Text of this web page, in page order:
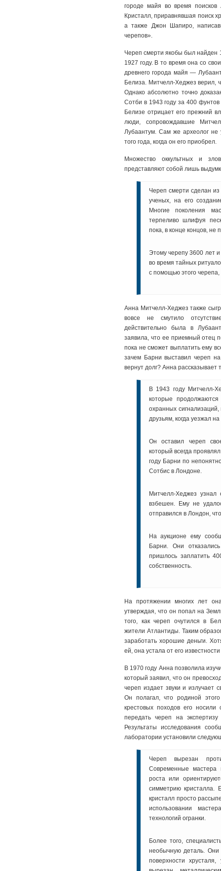
городе майя во время
Кристалл, приравнявшая поиск
а также Джон Шапиро,
черепов».
Череп смерти якобы был найден
1927 году. В то время она со
древнего города майя —
Белиза. Митчелл-Хеджез верил,
Однако абсолютно точно
Сотби в 1943 году за 400 фунтов
Белизе отрицает его прежний
люди, сопровождавшие
Лубаантум. Сам же археолог
того года, когда он его приобрел.
Множество оккультных и
представляют собой лишь
Череп смерти сделан из
ученых, на его
Многие поколения
терпеливо шлифуя
пока, в конце концов, не
Этому черепу 3600 лет
во время тайных
с помощью этого
Анна Митчелл-Хеджез также
вовсе не смутило
действительно была в
заявила, что ее приемный отец
пока не сможет выплатить ему
зачем Барни выставил череп
вернут долг? Анна рассказывает
В 1943 году Митчелл-
которые
охранных
друзьям, когда уезжал
Он оставил череп
который всегда
году Барни по
Сотбис в Лондоне.
Митчелл-Хеджез
взбешен. Ему не
отправился в Лондон,
На аукционе ему
Барни. Они
пришлось заплатить
собственность.
На протяжении многих лет
утверждая, что он попал на
того, как череп очутился в
жители Атлантиды. Таким
заработать хорошие деньги.
ей, она устала от его
В 1970 году Анна позволила
который заявил, что он
череп издает звуки и излучает
Он полагал, что родиной
крестовых походов его
передать череп на
Результаты исследования
лаборатории установили
Череп вырезан
Современные мастера
роста или
симметрию кристалла.
кристалл просто
использовании
технологий огранки.
Более того,
необычную деталь.
поверхности